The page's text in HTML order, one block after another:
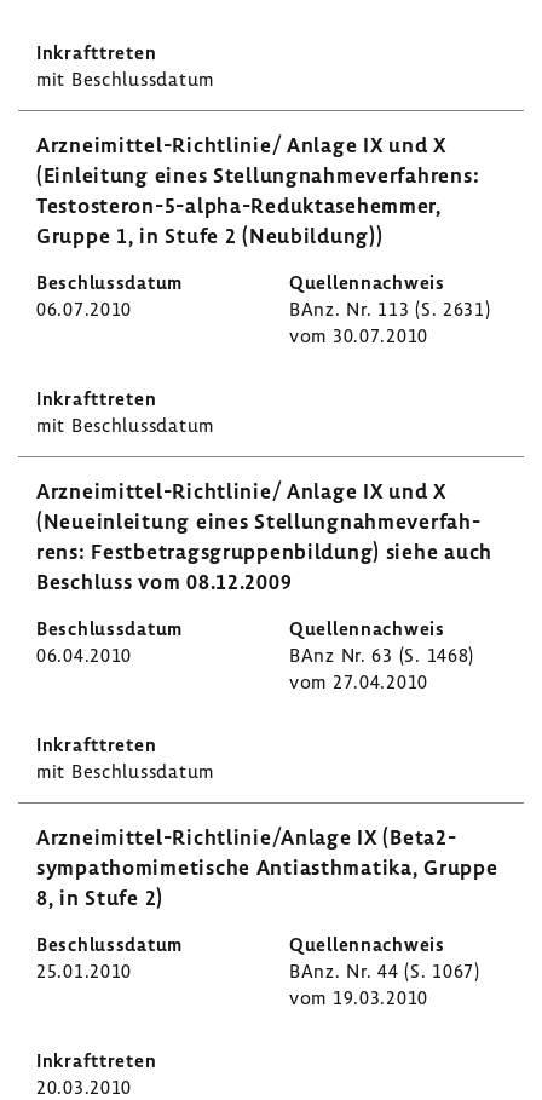
mit Beschluss­datum
Arzneimittel-​Richtlinie/ Anlage IX und X
(Einlei­tung eines Stel­lung­nah­me­ver­fah­rens:
Testosteron-​5-alpha-Reduktasehemmer,
Gruppe 1, in Stufe 2 (Neubil­dung))
06.07.2010
BAnz. Nr. 113 (S. 2631)
vom 30.07.2010
mit Beschluss­datum
Arzneimittel-​Richtlinie/ Anlage IX und X
(Neuein­lei­tung eines Stel­lung­nah­me­ver­fah­
rens: Fest­be­trags­grup­pen­bil­dung) siehe auch
Beschluss vom 08.12.2009
06.04.2010
BAnz Nr. 63 (S. 1468)
vom 27.04.2010
mit Beschluss­datum
Arzneimittel-​Richtlinie/Anlage IX (Beta2-​
sympathomimetische Anti­asth­ma­tika, Gruppe
8, in Stufe 2)
25.01.2010
BAnz. Nr. 44 (S. 1067)
vom 19.03.2010
20.03.2010